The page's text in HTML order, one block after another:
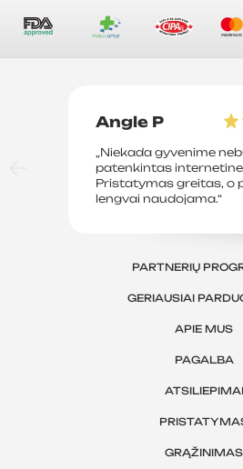
Angle P
„Niekada gyvenime
patenkintas
Pristatymas greitas, o
lengvai naudojama.“
PARTNERIŲ
GERIAUSIAI
APIE MUS
PAGALBA
ATSILIEPIMAI
GRĄŽINIMAS